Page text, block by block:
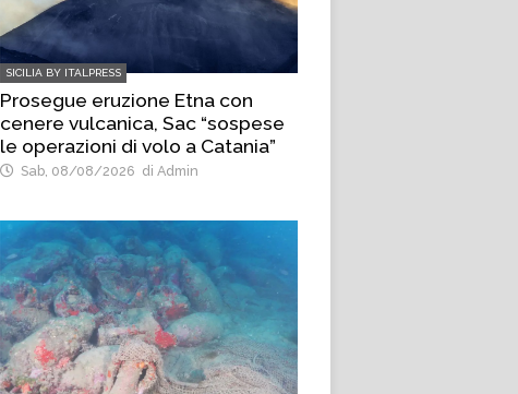
SICILIA BY ITALPRESS
Prosegue eruzione Etna con
cenere vulcanica, Sac “sospese
le operazioni di volo a Catania”
Sab, 08/08/2026 di Admin